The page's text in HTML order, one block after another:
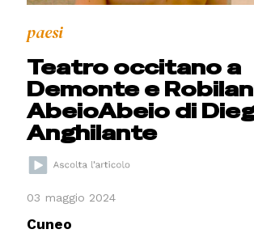
paesi
Teatro occitano a
Demonte e
AbeioAbeio di
Anghilante
03 maggio 2024
Cuneo